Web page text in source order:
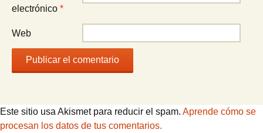
electrónico *
Web
Este sitio usa Akismet para reducir el spam. Aprende cómo se
procesan los datos de tus comentarios.